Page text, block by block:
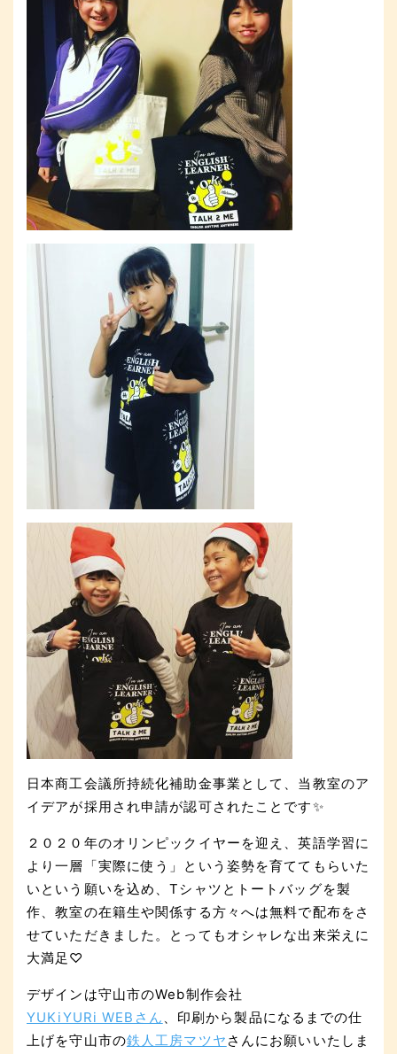
日本商工会議所持続化補助金事業として、当教室のア
イデアが採用され申請が認可されたことです✨
２０２０年のオリンピックイヤーを迎え、英語学習に
より一層「実際に使う」という姿勢を育ててもらいた
いという願いを込め、Tシャツとトートバッグを製
作、教室の在籍生や関係する方々へは無料で配布をさ
せていただきました。とってもオシャレな出来栄えに
大満足♡
デザインは守山市のWeb制作会社
YUKiYURi WEBさん 、印刷から製品になるまでの仕
上げを守山市の鉄人工房マツヤ さんにお願いいたしま